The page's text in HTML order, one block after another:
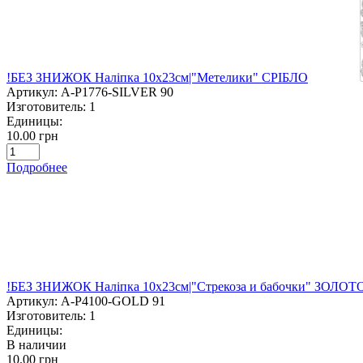
!БЕЗ ЗНИЖОК Наліпка 10х23см|"Метелики" СРІБЛО
Артикул: A-P1776-SILVER 90
Изготовитель: 1
Единицы:
10.00 грн
Подробнее
!БЕЗ ЗНИЖОК Наліпка 10х23см|"Стрекоза и бабочки"
Артикул: A-P4100-GOLD 91
Изготовитель: 1
Единицы:
В наличии
10.00 грн